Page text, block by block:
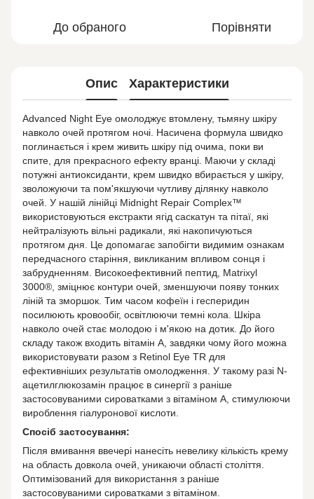
До обраного Порівняти
Опис Характеристики
Advanced Night Eye омолоджує втомлену, тьмяну шкіру
навколо очей протягом ночі. Насичена формула швидко
поглинається і крем живить шкіру під очима, поки ви
спите, для прекрасного ефекту вранці. Маючи у складі
потужні антиоксиданти, крем швидко вбирається у шкіру,
зволожуючи та пом'якшуючи чутливу ділянку навколо
очей. У нашій лінійці Midnight Repair Complex™
використовуються екстракти ягід саскатун та пітаї, які
нейтралізують вільні радикали, які накопичуються
протягом дня. Це допомагає запобігти видимим ознакам
передчасного старіння, викликаним впливом сонця і
забрудненням. Високоефективний пептид, Matrixyl
3000®, зміцнює контури очей, зменшуючи появу тонких
ліній та зморшок. Тим часом кофеїн і гесперидин
посилюють кровообіг, освітлюючи темні кола. Шкіра
навколо очей стає молодою і м'якою на дотик. До його
складу також входить вітамін А, завдяки чому його можна
використовувати разом з Retinol Eye TR для
ефективніших результатів омолодження. У такому разі N-
ацетилглюкозамін працює в синергії з раніше
застосовуваними сироватками з вітаміном А, стимулюючи
вироблення гіалуронової кислоти.
Спосіб застосування:
Після вмивання ввечері нанесіть невелику кількість крему
на область довкола очей, уникаючи області століття.
Оптимізований для використання з раніше
застосовуваними сироватками з вітаміном.